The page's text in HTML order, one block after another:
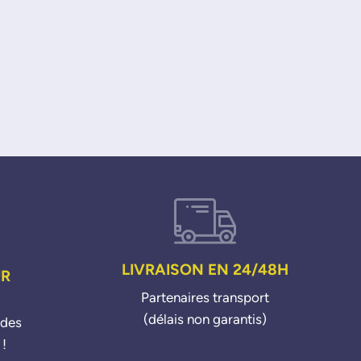
LIVRAISON EN 24/48H
Partenaires transport
(délais non garantis)